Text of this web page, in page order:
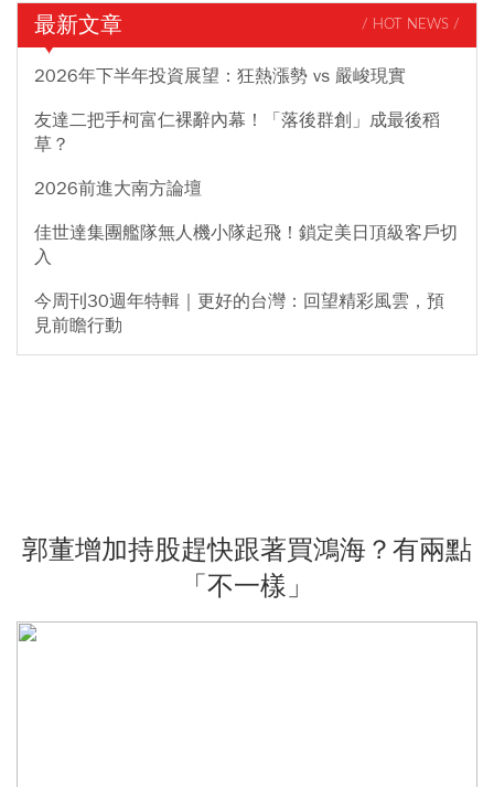
最新文章 / HOT NEWS /
2026年下半年投資展望：狂熱漲勢 vs 嚴峻現實
友達二把手柯富仁裸辭內幕！「落後群創」成最後稻
草？
2026前進大南方論壇
佳世達集團艦隊無人機小隊起飛！鎖定美日頂級客戶切
入
今周刊30週年特輯｜更好的台灣：回望精彩風雲，預
見前瞻行動
郭董增加持股趕快跟著買鴻海？有兩點
「不一樣」